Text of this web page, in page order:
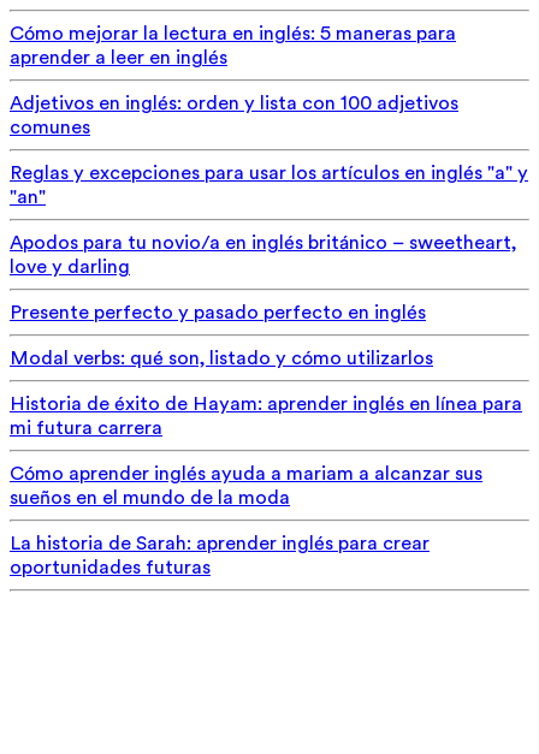
Cómo mejorar la lectura en inglés: 5 maneras para
aprender a leer en inglés
Adjetivos en inglés: orden y lista con 100 adjetivos
comunes
Reglas y excepciones para usar los artículos en inglés "a" y
"an"
Apodos para tu novio/a en inglés británico – sweetheart,
love y darling
Presente perfecto y pasado perfecto en inglés
Modal verbs: qué son, listado y cómo utilizarlos
Historia de éxito de Hayam: aprender inglés en línea para
mi futura carrera
Cómo aprender inglés ayuda a mariam a alcanzar sus
sueños en el mundo de la moda
La historia de Sarah: aprender inglés para crear
oportunidades futuras